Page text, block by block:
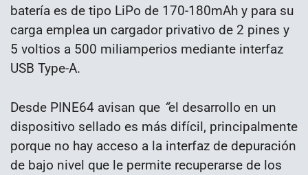
batería es de tipo LiPo de 170-180mAh y para su
carga emplea un cargador privativo de 2 pines y
5 voltios a 500 miliamperios mediante interfaz
USB Type-A.
Desde PINE64 avisan que “el desarrollo en un
dispositivo sellado es más difícil, principalmente
porque no hay acceso a la interfaz de depuración
de bajo nivel que le permite recuperarse de los